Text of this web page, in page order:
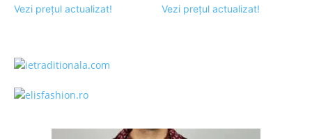
Vezi prețul actualizat! Vezi prețul actualizat!